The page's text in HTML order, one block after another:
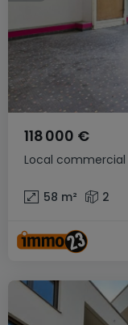
Local commercial
118 000 €
58 m² 2